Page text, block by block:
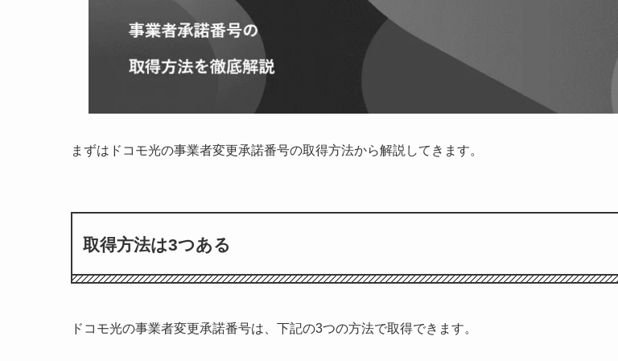
まずはドコモ光の事業者変更承諾番号の取得方法から解説してきます。
取得方法は3つある
ドコモ光の事業者変更承諾番号は、下記の3つの方法で取得できます。